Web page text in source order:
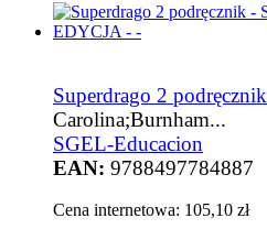
Superdrago 2 podręcznik
Carolina;Burnham...
SGEL-Educacion
EAN: 9788497784887
Cena internetowa: 105,10 zł